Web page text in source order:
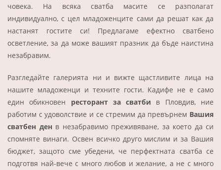
човека. На всяка сватба масите се разполагат
индивидуално, с цел младоженците сами да решат как да
настанят гостите си! Предлагаме ефектно сватбено
осветление, за да може вашият празник да бъде наистина
незабравим.
Разгледайте галерията ни и вижте щастливите лица на
нашите младоженци и техните гости. Кадифе не е само
един обикновен ресторант за сватби в Пловдив, ние
работим с удоволствие и се стремим да превърнем Вашия
сватбен денв незабравимо преживяване, за което да си
спомняте винаги. Освен всичко друго мислим и за Вашия
бюджет, защото сме убедени, че перфектната сватба се
подготвя най-вече с много любов и желание, а не с много